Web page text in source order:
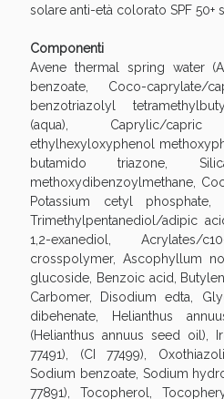
solare anti-età colorato SPF 50+
Componenti
Avene thermal spring water
benzoate, Coco-caprylate/
benzotriazolyl
(aqua), Caprylic/
ethylhexyloxyphenol
butamido triazone,
methoxydibenzoylmethane,
Potassium cetyl
Trimethylpentanediol/adipic
1,2-exanediol,
crosspolymer, Ascophyllum
glucoside, Benzoic acid,
Carbomer, Disodium edta,
dibehenate, Helianthus
(Helianthus annuus seed oil),
77491), (CI 77499),
Sodium benzoate, Sodium
77891), Tocopherol,
Benessere Intestinale:
oggi!